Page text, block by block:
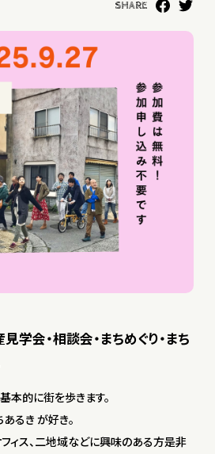
SHARE
会・相談会・まちめぐり・まち
本的に街を歩きます。
るき が好き。
ィス、二地域などに興味のある方是非